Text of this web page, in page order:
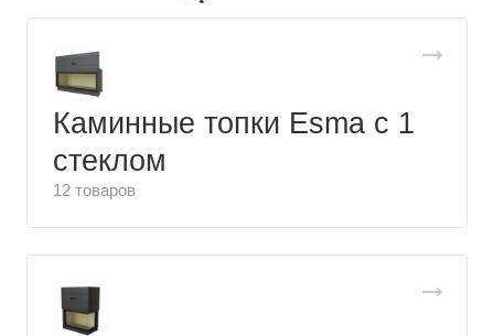
Каминные топки Esma с 1
стеклом
12 товаров